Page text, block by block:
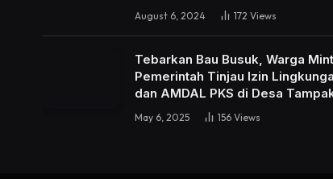
August 6, 2024 172 Views
Tebarkan Bau Busuk, Warga
Pemerintah Tinjau Izin
dan AMDAL PKS di Desa
May 6, 2025 156 Views